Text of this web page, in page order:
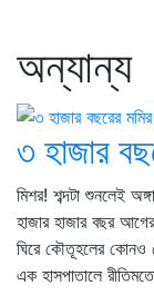
অন্যান্য
৩ হাজার
মিশর! শব্দটা শুনলেই
হাজার হাজার বছর
ঘিরে কৌতূহলের কোনও
এক হাসপাতালে